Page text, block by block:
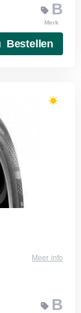
B
Merk
Bestellen
Meer info
B